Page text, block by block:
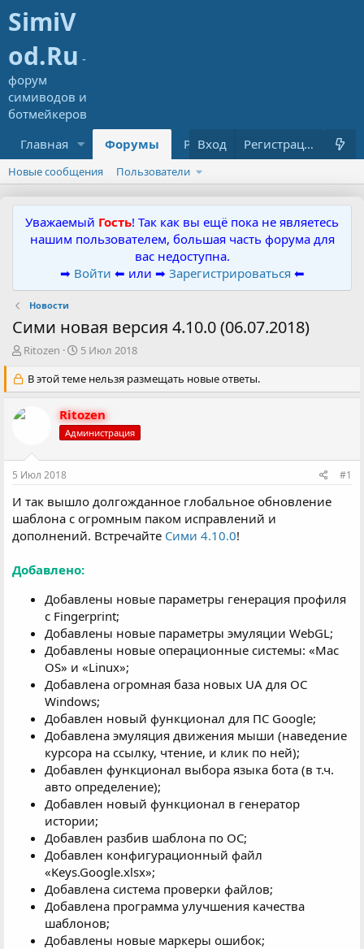
Главная Форумы Ресурсы Что нового?
Вход Регистрация
Новые сообщения Пользователи
Уважаемый Гость! Так как вы ещё пока не являетесь
нашим пользователем, большая часть форума для
вас недоступна.
➡ Войти ⬅ или ➡ Зарегистрироваться ⬅
Новости
Сими новая версия 4.10.0 (06.07.2018)
А
т
о
р
т
Ritozen
Д
т
а
н
а
ч
5 Июл 2018
В этой теме нельзя размещать новые ответы.
Ritozen
Администрация
5 Июл 2018 #1
И так вышло долгожданное глобальное обновление
шаблона с огромным паком исправлений и
дополнений. Встречайте Сими 4.10.0!
Добавлено:
Добавлены новые параметры генерация профиля
с Fingerprint;
Добавлены новые параметры эмуляции WebGL;
Добавлены новые операционные системы: «Mac
OS» и «Linux»;
Добавлена огромная база новых UA для ОС
Windows;
Добавлен новый функционал для ПС Google;
Добавлена эмуляция движения мыши (наведение
курсора на ссылку, чтение, и клик по ней);
Добавлен функционал выбора языка бота (в т.ч.
авто определение);
Добавлен новый функционал в генератор
истории;
Добавлен разбив шаблона по ОС;
Добавлен конфигурационный файл
«Keys.Google.xlsx»;
Добавлена система проверки файлов;
Добавлена программа улучшения качества
шаблонов;
Добавлены новые маркеры ошибок;